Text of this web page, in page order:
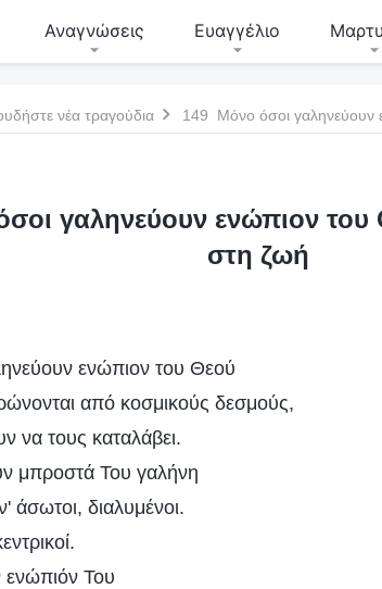
Αναγνώσεις Ευαγγέλιο
νέα τραγούδια 149 Μόνο όσοι γαληνεύουν
γαληνεύουν ενώπιον του
στη ζωή
ενώπιον του Θεού
από κοσμικούς δεσμούς,
να τους καταλάβει.
μπροστά Του γαλήνη
άσωτοι, διαλυμένοι.
Του